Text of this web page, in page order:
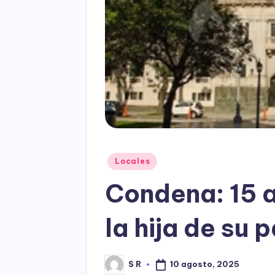
Posted
Locales
Condena: 15
la hija de su
PostedS R 10 agosto, 2025